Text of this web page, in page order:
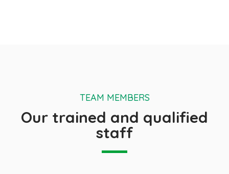
TEAM MEMBERS
Our trained and qualified
staff